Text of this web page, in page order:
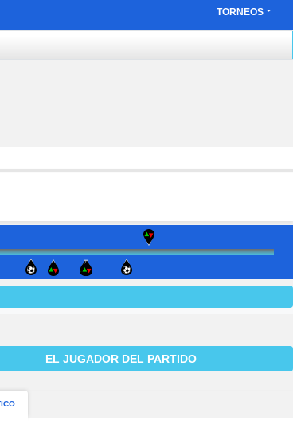
TORNEOS
EL JUGADOR DEL PARTIDO